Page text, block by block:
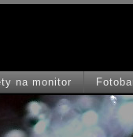
na monitor